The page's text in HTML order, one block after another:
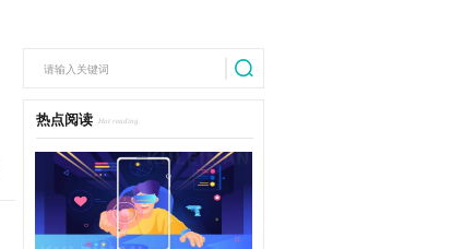
热点阅读 Hot reading